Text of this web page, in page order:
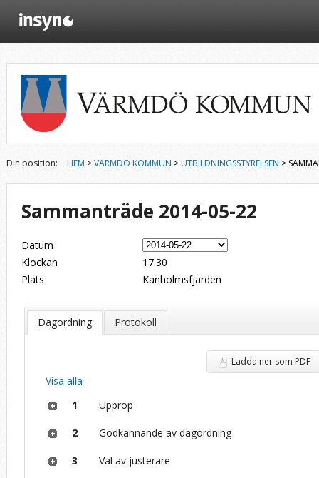
Din position: HEM >VÄRMDÖ KOMMUN >UTBILDNINGSSTYRELSEN >
Sammanträde 2014-05-22
Datum
Klockan
17.30
Plats
Kanholmsfjärden
Dagordning Protokoll
Ladda ner som PDF
Visa alla
1
Upprop
2 Godkännande av dagordning
3 Val av justerare